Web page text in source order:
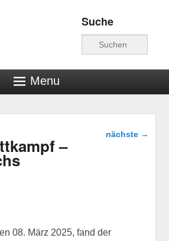
TV 1844
Suche
Menu
nächste →
–
08. März 2025, fand der